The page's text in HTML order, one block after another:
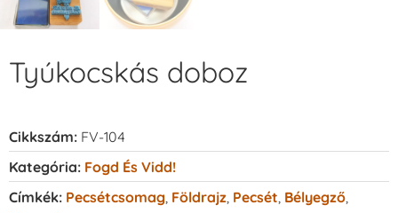
Tyúkocskás doboz
Cikkszám: FV-104
Kategória: Fogd És Vidd!
Címkék: Pecsétcsomag Földrajz Pecsét Bélyegző